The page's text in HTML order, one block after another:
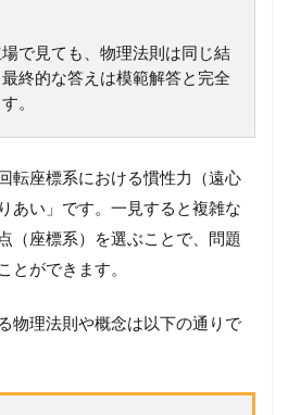
で見ても、物理法則は同じ結
終的な答えは模範解答と完全
。
転座標系における慣性力（遠心
あい」です。一見すると複雑な
（座標系）を選ぶことで、問題
とができます。
物理法則や概念は以下の通りで